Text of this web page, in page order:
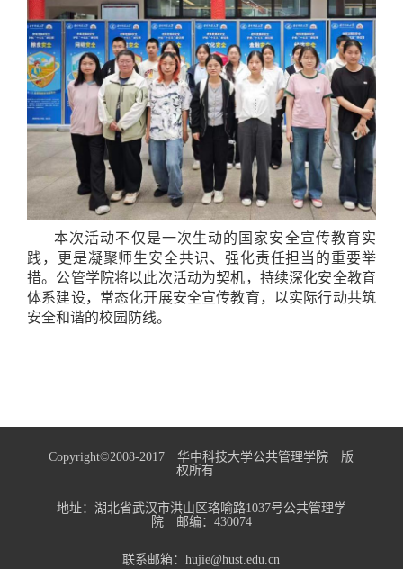
本次活动不仅是一次生动的国家安全宣传教育实
践，更是凝聚师生安全共识、强化责任担当的重要举
措。公管学院将以此次活动为契机，持续深化安全教育
体系建设，常态化开展安全宣传教育，以实际行动共筑
安全和谐的校园防线。
Copyright©2008-2017 华中科技大学公共管理学院 版
权所有
地址：湖北省武汉市洪山区珞喻路1037号公共管理学
院 邮编：430074
联系邮箱：hujie@hust.edu.cn